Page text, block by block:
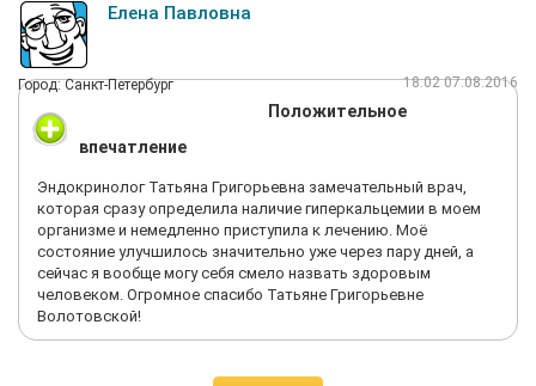
Елена Павловна
Город: Санкт-Петербург 18:02 07.08.2016
Положительное
впечатление
Эндокринолог Татьяна Григорьевна замечательный врач,
которая сразу определила наличие гиперкальцемии в моем
организме и немедленно приступила к лечению. Моё
состояние улучшилось значительно уже через пару дней, а
сейчас я вообще могу себя смело назвать здоровым
человеком. Огромное спасибо Татьяне Григорьевне
Волотовской!